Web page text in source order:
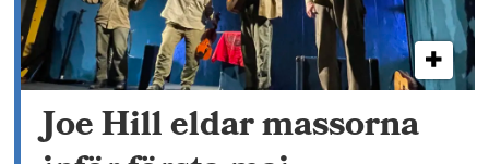
Joe Hill eldar massorna